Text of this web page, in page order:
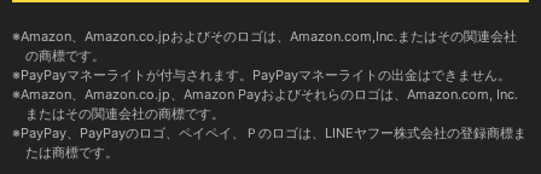
Amazon、Amazon.co.jpおよびそのロゴは、Amazon.com,Inc.またはその関連会社
の商標です。
PayPayマネーライトが付与されます。PayPayマネーライトの出金はできません。
Amazon、Amazon.co.jp、Amazon Payおよびそれらのロゴは、Amazon.com, Inc.
またはその関連会社の商標です。
PayPay、PayPayのロゴ、ペイペイ、Ｐのロゴは、LINEヤフー株式会社の登録商標ま
たは商標です。